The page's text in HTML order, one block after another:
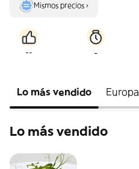
Mismos precios ›
-- -
Lo más vendido Europa
Lo más vendido